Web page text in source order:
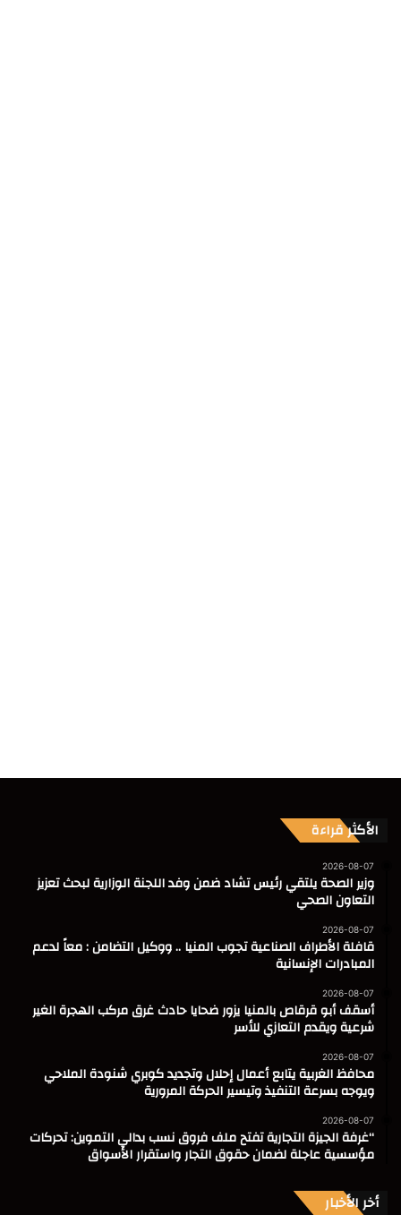
الأكثر قراءة
2026-08-07
وزير الصحة يلتقي رئيس تشاد ضمن وفد اللجنة الوزارية لبحث تعزيز
التعاون الصحي
2026-08-07
قافلة الأطراف الصناعية تجوب المنيا .. ووكيل التضامن : معاً لدعم
المبادرات الإنسانية
2026-08-07
أسقف أبو قرقاص بالمنيا يزور ضحايا حادث غرق مركب الهجرة الغير
شرعية ويقدم التعازي للأسر
2026-08-07
محافظ الغربية يتابع أعمال إحلال وتجديد كوبري شنودة الملاحي
ويوجه بسرعة التنفيذ وتيسير الحركة المرورية
2026-08-07
“غرفة الجيزة التجارية تفتح ملف فروق نسب بدالي التموين: تحركات
مؤسسية عاجلة لضمان حقوق التجار واستقرار الأسواق
أخر الأخبار